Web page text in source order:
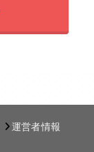
運営者情報